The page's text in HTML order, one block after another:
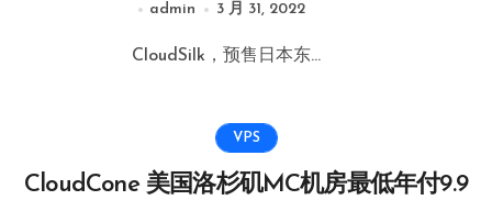
admin 3 月 31, 2022
CloudSilk，预售日本东...
VPS
CloudCone 美国洛杉矶MC机房最低年付9.9